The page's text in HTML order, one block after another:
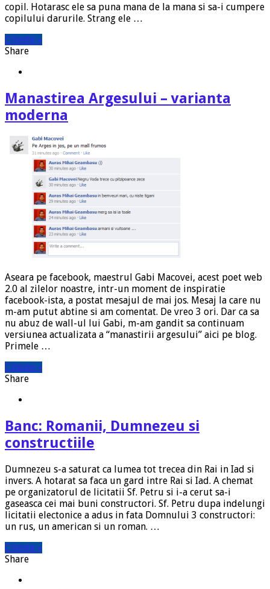
copil. Hotarasc ele sa puna mana de la mana si sa-i cumpere
copilului darurile. Strang ele …
Citeste »
Share
Manastirea Argesului – varianta
moderna
Aseara pe facebook, maestrul Gabi Macovei, acest poet web
2.0 al zilelor noastre, intr-un moment de inspiratie
facebook-ista, a postat mesajul de mai jos. Mesaj la care nu
m-am putut abtine si am comentat. De vreo 3 ori. Dar ca sa
nu abuz de wall-ul lui Gabi, m-am gandit sa continuam
versiunea actualizata a “manastirii argesului” aici pe blog.
Primele …
Citeste »
Share
Banc: Romanii, Dumnezeu si
constructiile
Dumnezeu s-a saturat ca lumea tot trecea din Rai in Iad si
invers. A hotarat sa faca un gard intre Rai si Iad. A chemat
pe organizatorul de licitatii Sf. Petru si i-a cerut sa-i
gaseasca cei mai buni constructori. Sf. Petru dupa indelungi
licitatii electonice a adus in fata Domnului 3 constructori:
un rus, un american si un roman. …
Citeste »
Share